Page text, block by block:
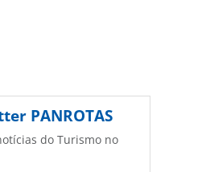
PANROTAS
do Turismo no